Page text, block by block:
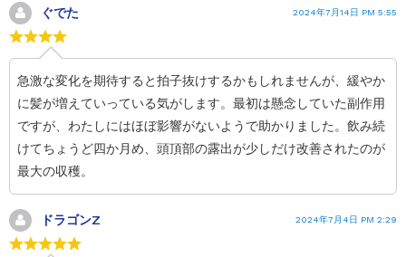
ぐでた 2024年7月14日 PM 5:55
急激な変化を期待すると拍子抜けするかもしれませんが、緩やか
に髪が増えていっている気がします。最初は懸念していた副作用
ですが、わたしにはほぼ影響がないようで助かりました。飲み続
けてちょうど四か月め、頭頂部の露出が少しだけ改善されたのが
最大の収穫。
ドラゴンZ 2024年7月4日 PM 2:29